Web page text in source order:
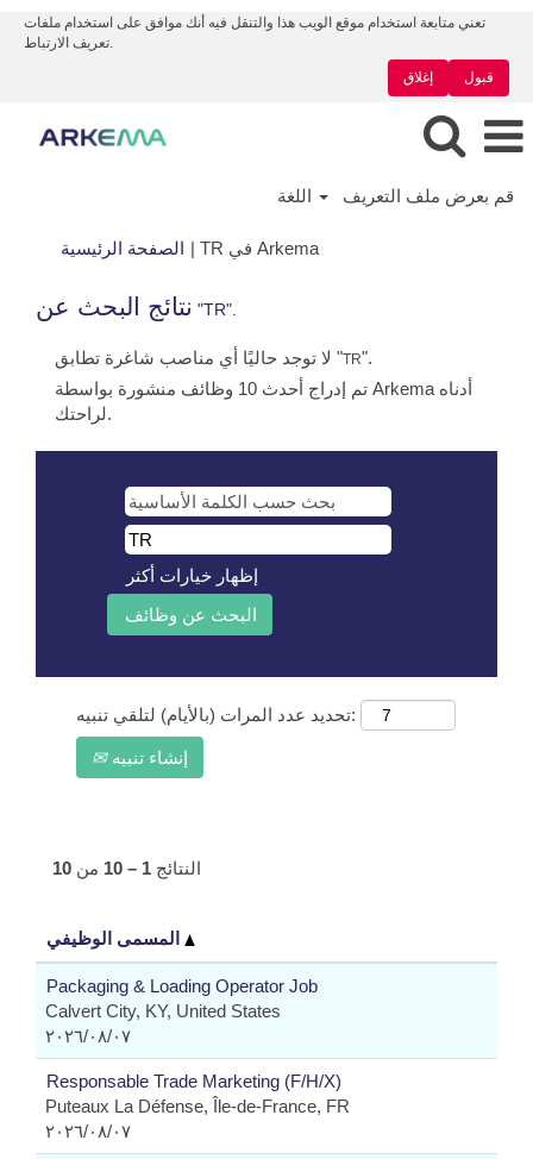
تعني متابعة استخدام موقع الويب هذا والتنقل فيه أنك موافق على استخدام ملفات
تعريف الارتباط.
قبول إغلاق
قم بعرض ملف التعريف
الصفحة الرئيسية | TR في Arkema(الصفحة
نتائج البحث عن "TR".
لا توجد حاليًا أي مناصب شاغرة تطابق "TR".
تم إدراج أحدث 10 وظائف منشورة بواسطة Arkema أدناه
لراحتك.
إظهار خيارات أكثر
تحديد عدد المرات (بالأيام) لتلقي تنبيه:
إنشاء تنبيه
النتائج 1 – 10 من 10
Packaging & Loading Operator Job
Calvert City, KY, United States
٠٧‏/٠٨‏/٢٠٢٦
Responsable Trade Marketing (F/H/X)
Puteaux La Défense, Île-de-France, FR
٠٧‏/٠٨‏/٢٠٢٦